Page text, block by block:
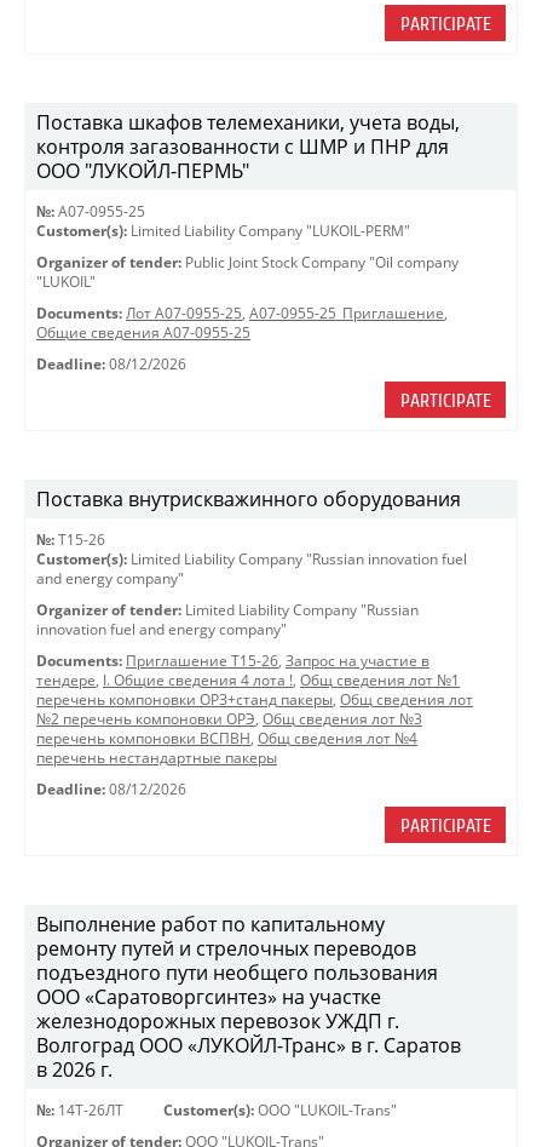
PARTICIPATE
Поставка шкафов телемеханики, учета воды,
контроля загазованности с ШМР и ПНР для
ООО "ЛУКОЙЛ-ПЕРМЬ"
№: A07-0955-25
Customer(s): Limited Liability Company "LUKOIL-PERM"
Organizer of tender: Public Joint Stock Company "Oil company
"LUKOIL"
Documents: Лот A07-0955-25, A07-0955-25_Приглашение,
Общие сведения A07-0955-25
Deadline: 08/12/2026
PARTICIPATE
Поставка внутрискважинного оборудования
№: Т15-26
Customer(s): Limited Liability Company "Russian innovation fuel
and energy company"
Organizer of tender: Limited Liability Company "Russian
innovation fuel and energy company"
Documents: Приглашение Т15-26, Запрос на участие в
тендере, I. Общие сведения 4 лота !, Общ сведения лот №1
перечень компоновки ОРЗ+станд пакеры, Общ сведения лот
№2 перечень компоновки ОРЭ, Общ сведения лот №3
перечень компоновки ВСПВН, Общ сведения лот №4
перечень нестандартные пакеры
Deadline: 08/12/2026
PARTICIPATE
Выполнение работ по капитальному
ремонту путей и стрелочных переводов
подъездного пути необщего пользования
ООО «Саратоворгсинтез» на участке
железнодорожных перевозок УЖДП г.
Волгоград ООО «ЛУКОЙЛ-Транс» в г. Саратов
в 2026 г.
№: 14Т-26ЛТ Customer(s): OOO "LUKOIL-Trans"
Organizer of tender: OOO "LUKOIL-Trans"